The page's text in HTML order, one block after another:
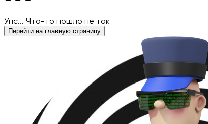
Упс... Что-то пошло не так
Перейти на главную страницу